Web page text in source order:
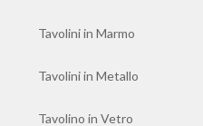
Tavolini in Marmo
Tavolini in Metallo
Tavolino in Vetro